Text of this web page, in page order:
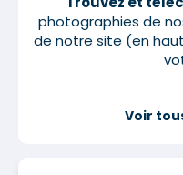
photographies de
de notre site (en
Voir